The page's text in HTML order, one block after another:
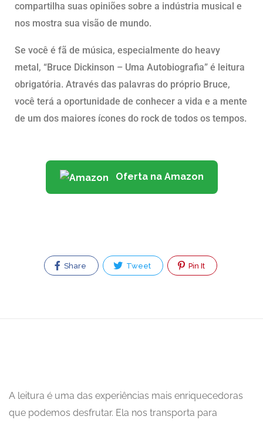
compartilha suas opiniões sobre a indústria musical e
nos mostra sua visão de mundo.
Se você é fã de música, especialmente do heavy
metal, “Bruce Dickinson – Uma Autobiografia” é leitura
obrigatória. Através das palavras do próprio Bruce,
você terá a oportunidade de conhecer a vida e a mente
de um dos maiores ícones do rock de todos os tempos.
Oferta na Amazon
Share Tweet Pin It
A leitura é uma das experiências mais enriquecedoras
que podemos desfrutar. Ela nos transporta para